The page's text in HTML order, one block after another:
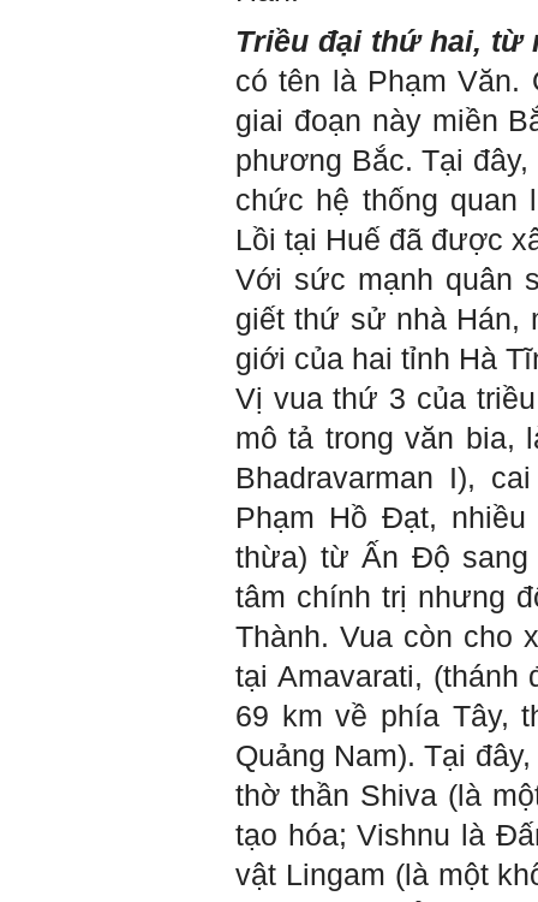
Triều đại thứ hai, từ
có tên là Phạm Văn.
giai đoạn này miền
phương Bắc. Tại
chức hệ thống quan
Lồi tại Huế đã được
Với sức mạnh quân
giết thứ sử nhà Hán,
giới của hai tỉnh Hà
Vị vua thứ 3 của
mô tả trong văn bia,
Bhadravarman I),
Phạm Hồ Đạt,
thừa) từ Ấn Độ sang
tâm chính trị nhưng
Thành. Vua còn cho
tại Amavarati, (thánh
69 km về phía Tây,
Quảng Nam). Tại
thờ thần Shiva (là
tạo hóa; Vishnu là
vật Lingam (là một